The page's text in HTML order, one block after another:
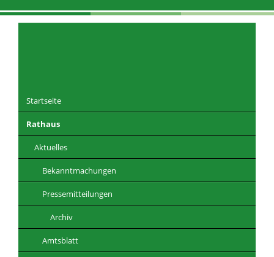
DE EN CZ PL
Startseite
Rathaus
Aktuelles
Bekanntmachungen
Pressemitteilungen
Archiv
Amtsblatt